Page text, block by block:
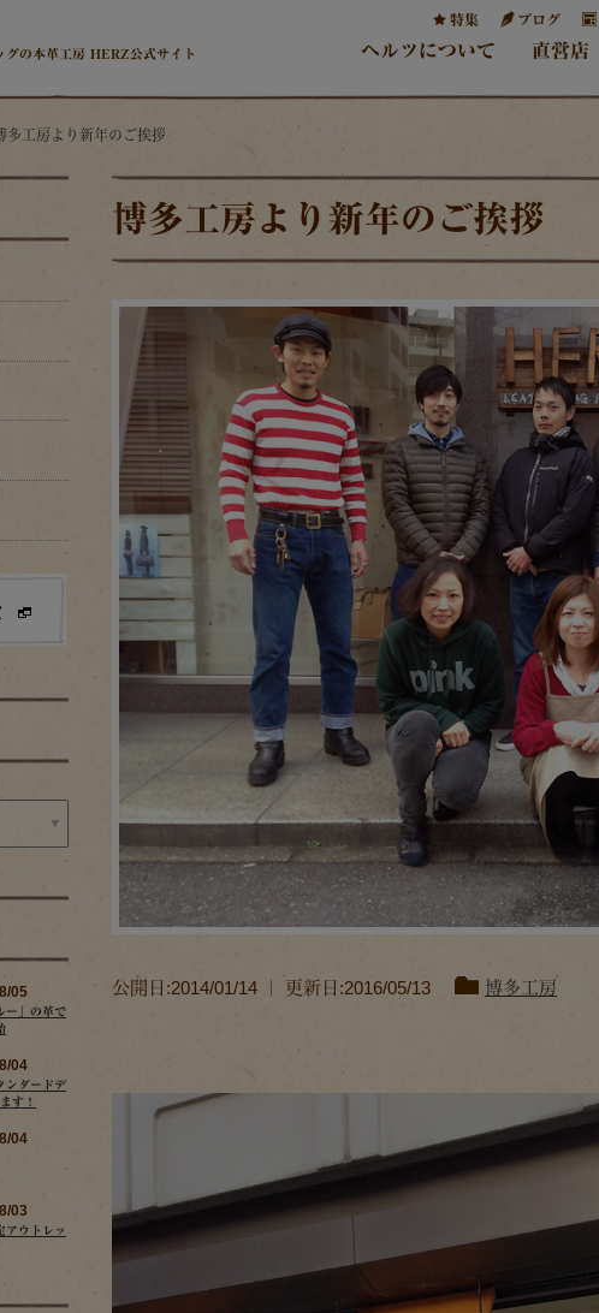
グの本革工房 HERZ公式サイト
特集 ブログ
ヘルツについて 直営店
多工房より新年のご挨拶
05
ー」の革で
04
ンダードデ
す！
04
03
アウトレッ
博多工房より新年のご挨拶
公開日:2014/01/14 ｜ 更新日:2016/05/13 博多工房